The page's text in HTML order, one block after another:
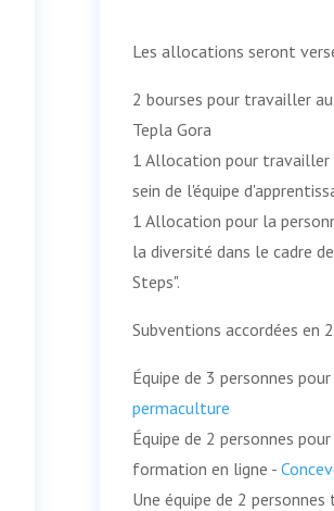
Les allocations seront
2 bourses pour travailler
Tepla Gora
1 Allocation pour travailler
sein de l'équipe
1 Allocation pour la
la diversité dans le cadre
Steps".
Subventions accordées en
Équipe de 3 personnes
permaculture
Équipe de 2 personnes
formation en ligne -
Une équipe de 2